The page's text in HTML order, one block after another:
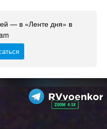
— в «Ленте дня» в